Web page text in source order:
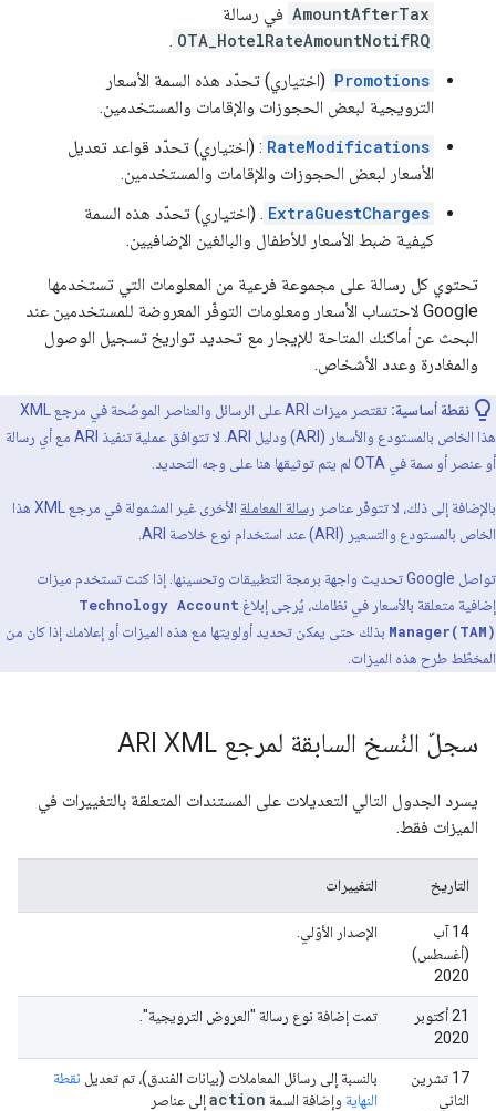
AmountAfterTax في رسالة
OTA_HotelRateAmountNotifRQ
.
Promotions (اختياري) تحدّد هذه السمة الأسعار
الترويجية لبعض الحجوزات والإقامات والمستخدمين.
RateModifications : (اختياري) تحدّد قواعد تعديل
الأسعار لبعض الحجوزات والإقامات والمستخدمين.
ExtraGuestCharges . (اختياري) تحدّد هذه السمة
كيفية ضبط الأسعار للأطفال والبالغين الإضافيين.
تحتوي كل رسالة على مجموعة فرعية من المعلومات التي تستخدمها
Google لاحتساب الأسعار ومعلومات التوفّر المعروضة للمستخدمين عند
البحث عن أماكنك المتاحة للإيجار مع تحديد تواريخ تسجيل الوصول
والمغادرة وعدد الأشخاص.
نقطة أساسية:
تقتصر ميزات ARI على الرسائل والعناصر الموضّحة في مرجع XML
هذا الخاص بالمستودع والأسعار (ARI) ودليل ARI. لا تتوافق عملية تنفيذ ARI مع أي رسالة
أو عنصر أو سمة في OTA لم يتم توثيقها هنا على وجه التحديد.
بالإضافة إلى ذلك، لا تتوفّر عناصر رسالة المعاملة
الأخرى غير المشمولة في مرجع XML هذا
الخاص بالمستودع والتسعير (ARI) عند استخدام نوع خلاصة ARI.
تواصل Google تحديث واجهة برمجة التطبيقات وتحسينها. إذا كنت تستخدم ميزات
إضافية متعلقة بالأسعار في نظامك، يُرجى إبلاغ Technology Account
Manager(TAM) بذلك حتى يمكن تحديد أولويتها مع هذه الميزات أو إعلامك إذا كان من
المخطّط طرح هذه الميزات.
سجلّ النُسخ السابقة لمرجع ARI XML
يسرد الجدول التالي التعديلات على المستندات المتعلقة بالتغييرات في
الميزات فقط.
التاريخ التغييرات
‫14 آب
(أغسطس)
2020
الإصدار الأوّلي.
‫21 أكتوبر
2020
تمت إضافة نوع رسالة "العروض الترويجية".
17 تشرين
الثاني
بالنسبة إلى رسائل المعاملات (بيانات الفندق)، تم تعديل نقطة
النهاية وإضافة السمة action إلى عناصر